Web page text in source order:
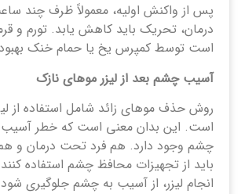
پس از واکنش اولیه، معمولاً ظرف چند
درمان، تحریک باید کاهش یابد. تورم و
است توسط کمپرس یخ یا حمام خنک بهبود
آسیب چشم بعد از لیزر موهای نازک
روش حذف موهای زائد شامل استفاده از
است. این بدان معنی است که خطر آسیب
چشم وجود دارد. هم فرد تحت درمان و هم
باید از تجهیزات محافظ چشم استفاده
انجام لیزر، از آسیب به چشم جلوگیری